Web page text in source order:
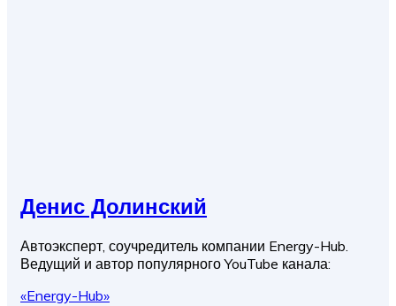
Денис Долинский
Автоэксперт, соучредитель компании Energy-Hub.
Ведущий и автор популярного YouTube канала:
«Energy-Hub»